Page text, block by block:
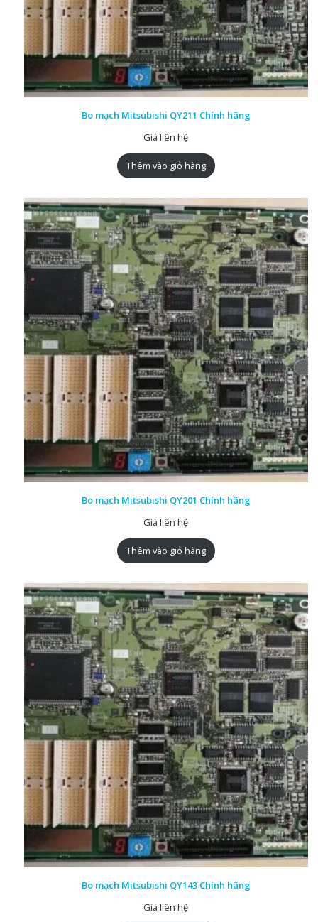
Bo mạch Mitsubishi QY211 Chính hãng
Giá liên hệ
Thêm vào giỏ hàng
Bo mạch Mitsubishi QY201 Chính hãng
Giá liên hệ
Thêm vào giỏ hàng
Bo mạch Mitsubishi QY143 Chính hãng
Giá liên hệ